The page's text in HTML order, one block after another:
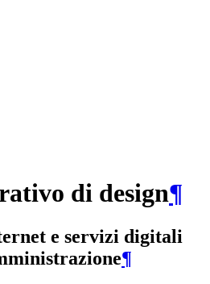
di design¶
e servizi digitali
¶